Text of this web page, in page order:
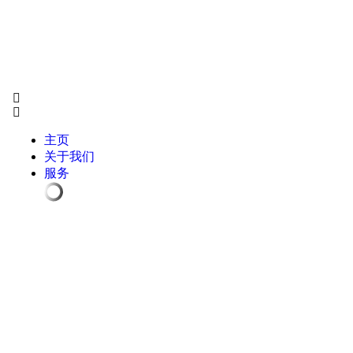
主页
关于我们
服务